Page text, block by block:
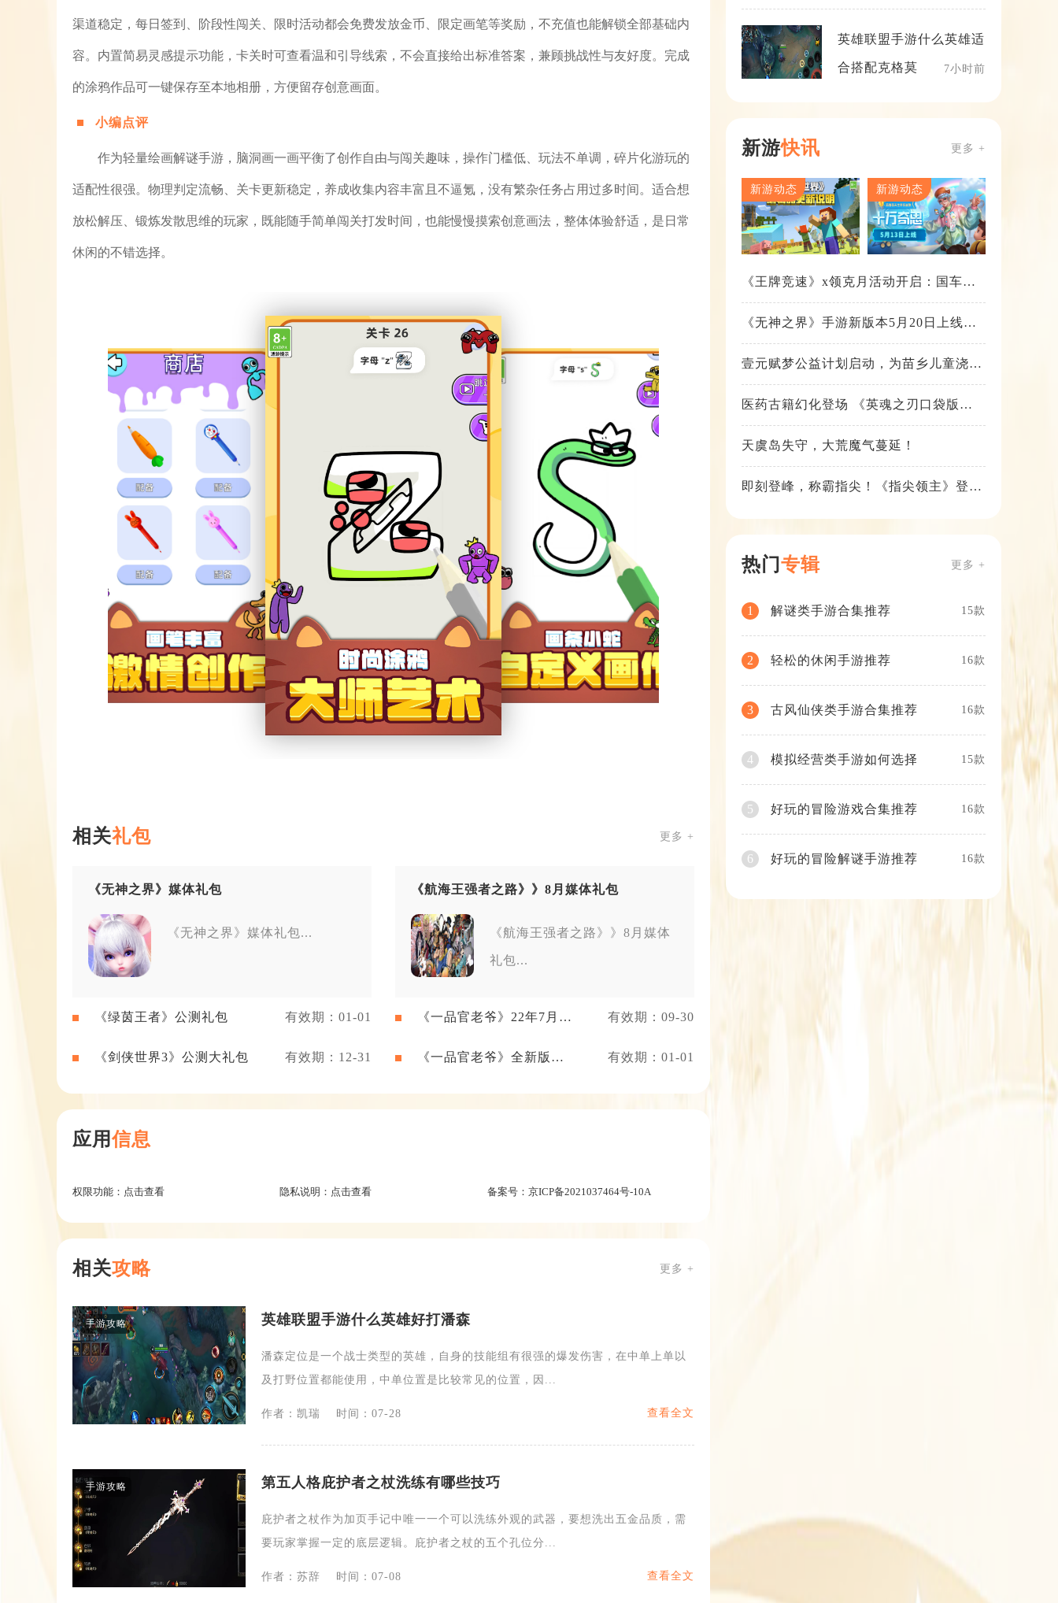
渠道稳定，每日签到、阶段性闯关、限时活动都会免费发放金币、限定画笔等奖励，不充值也能解锁全部基础内
容。内置简易灵感提示功能，卡关时可查看温和引导线索，不会直接给出标准答案，兼顾挑战性与友好度。完成
的涂鸦作品可一键保存至本地相册，方便留存创意画面。
小编点评
作为轻量绘画解谜手游，脑洞画一画平衡了创作自由与闯关趣味，操作门槛低、玩法不单调，碎片化游玩的
适配性很强。物理判定流畅、关卡更新稳定，养成收集内容丰富且不逼氪，没有繁杂任务占用过多时间。适合想
放松解压、锻炼发散思维的玩家，既能随手简单闯关打发时间，也能慢慢摸索创意画法，整体体验舒适，是日常
休闲的不错选择。
相关礼包 更多 +
《无神之界》媒体礼包
《无神之界》媒体礼包...
《航海王强者之路》》8月媒体礼包
《航海王强者之路》》8月媒体
礼包...
《绿茵王者》公测礼包 有效期：01-01
《一品官老爷》22年7月新
有效期：09-30
《剑侠世界3》公测大礼包 有效期：12-31
《一品官老爷》全新版本
有效期：01-01
应用信息
权限功能： 点击查看 隐私说明： 点击查看 备案号： 京ICP备2021037464号-10A
相关攻略 更多 +
手游攻略 英雄联盟手游什么英雄好打潘森
潘森定位是一个战士类型的英雄，自身的技能组有很强的爆发伤害，在中单上单以
及打野位置都能使用，中单位置是比较常见的位置，因...
作者：凯瑞 时间：07-28 查看全文
手游攻略 第五人格庇护者之杖洗练有哪些技巧
庇护者之杖作为加页手记中唯一一个可以洗练外观的武器，要想洗出五金品质，需
要玩家掌握一定的底层逻辑。庇护者之杖的五个孔位分...
作者：苏辞 时间：07-08 查看全文
英雄联盟手游什么英雄适
合搭配克格莫 7小时前
新游快讯 更多 +
新游动态 新游动态
《王牌竞速》x领克月活动开启：国车喜
《无神之界》手游新版本5月20日上线，
壹元赋梦公益计划启动，为苗乡儿童浇筑
医药古籍幻化登场 《英魂之刃口袋版》
天虞岛失守，大荒魔气蔓延！
即刻登峰，称霸指尖！《指尖领主》登峰
热门专辑 更多 +
1 解谜类手游合集推荐 15款
2 轻松的休闲手游推荐 16款
3 古风仙侠类手游合集推荐 16款
4 模拟经营类手游如何选择 15款
5 好玩的冒险游戏合集推荐 16款
6 好玩的冒险解谜手游推荐 16款